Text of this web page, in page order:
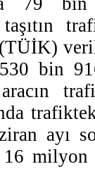
bin
ayı
16